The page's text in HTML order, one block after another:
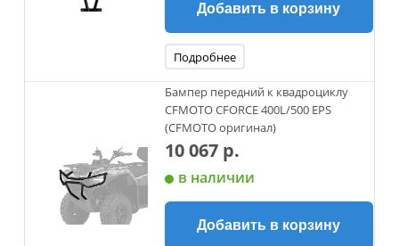
Добавить в корзину
Подробнее
Бампер передний к квадроциклу
CFMOTO CFORCE 400L/500 EPS
(CFMOTO оригинал)
10 067 р.
в наличии
Добавить в корзину